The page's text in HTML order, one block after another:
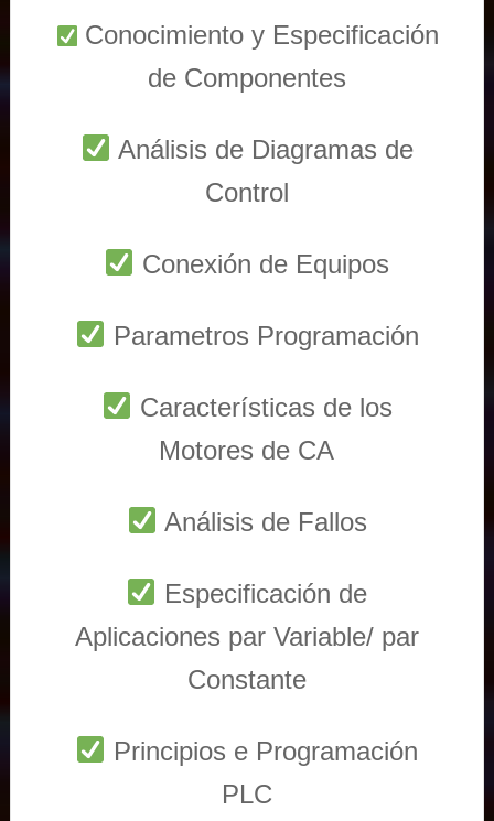
Conocimiento y Especificación
de Componentes
Análisis de Diagramas de
Control
Conexión de Equipos
Parametros Programación
Características de los
Motores de CA
Análisis de Fallos
Especificación de
Aplicaciones par Variable/ par
Constante
Principios e Programación
PLC